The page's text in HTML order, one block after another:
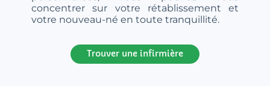
concentrer sur votre rétablissement et
votre nouveau-né en toute tranquillité.
Trouver une infirmière